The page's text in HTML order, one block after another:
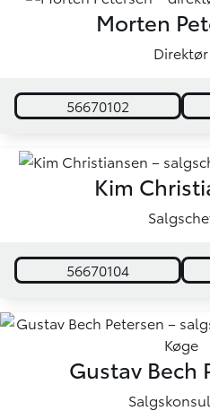
Morten
Direktør
56670102
Kim
56670104
Gustav Bech